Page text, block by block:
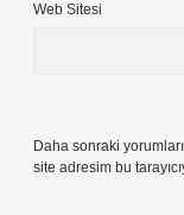
Web Sitesi
Daha sonraki
site adresim bu